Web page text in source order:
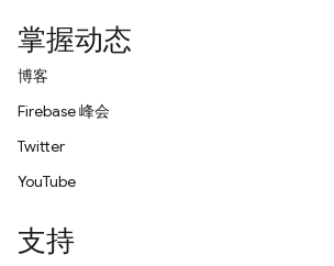
掌握动态
博客
Firebase 峰会
Twitter
YouTube
支持